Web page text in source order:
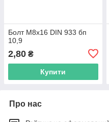
Болт М8х16 DIN 933 бп
10,9
2,80 ₴
Купити
Про нас